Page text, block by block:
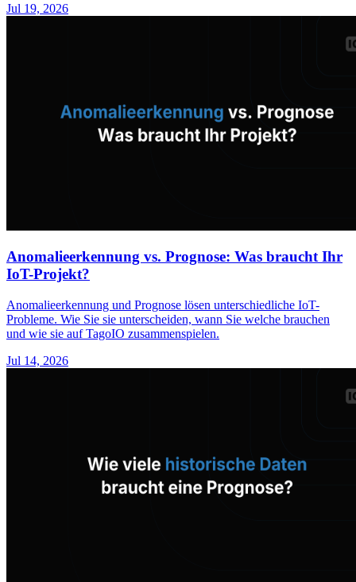
Jul 19, 2026
Anomalieerkennung vs. Prognose: Was braucht Ihr
IoT-Projekt?
Anomalieerkennung und Prognose lösen unterschiedliche IoT-
Probleme. Wie Sie sie unterscheiden, wann Sie welche brauchen
und wie sie auf TagoIO zusammenspielen.
Jul 14, 2026